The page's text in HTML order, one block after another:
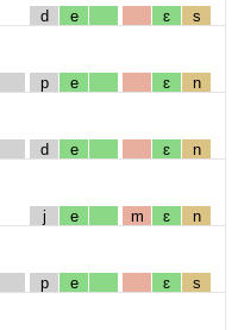
d e ɛ s
p e ɛ n
d e ɛ n
j e m ɛ n
p e ɛ s